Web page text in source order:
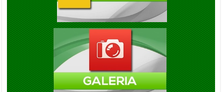
EXITO EN LA INAUGURACION DEL CAMPEONATO DE
FUTBOL DIE ESTRELLAS
Viernes, 05 Septiembre 2025 20:08
ENTREGA DE KITS ALIMENTARIOS EN LA COMUNIDAD DE
GAUBUG
Viernes, 05 Septiembre 2025 20:04